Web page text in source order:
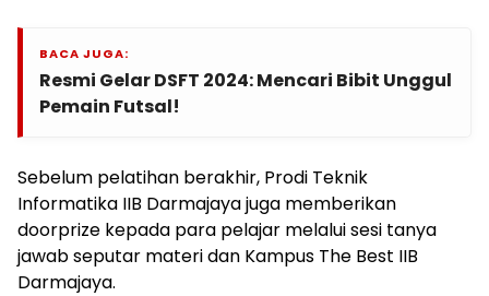
BACA JUGA:
Resmi Gelar DSFT 2024: Mencari Bibit Unggul
Pemain Futsal!
Sebelum pelatihan berakhir, Prodi Teknik
Informatika IIB Darmajaya juga memberikan
doorprize kepada para pelajar melalui sesi tanya
jawab seputar materi dan Kampus The Best IIB
Darmajaya.